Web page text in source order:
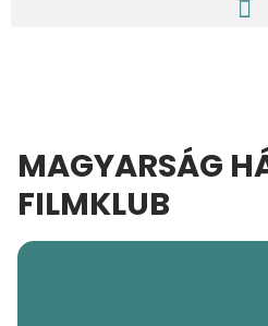
MAGYARSÁG
FILMKLUB